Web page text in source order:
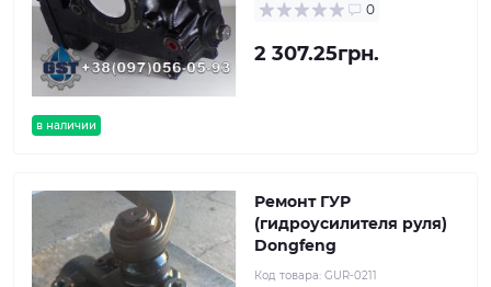
в наличии
0
2 307.25грн.
Ремонт ГУР
(гидроусилителя руля)
Dongfeng
Код товара: GUR-0211